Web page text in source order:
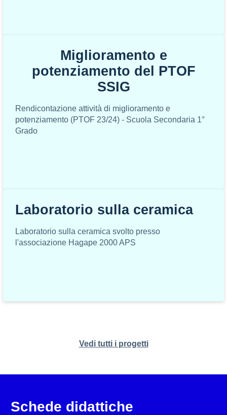
Miglioramento e
potenziamento del PTOF
SSIG
Rendicontazione attività di miglioramento e
potenziamento (PTOF 23/24) - Scuola Secondaria 1°
Grado
Laboratorio sulla ceramica
Laboratorio sulla ceramica svolto presso
l'associazione Hagape 2000 APS
Vedi tutti i progetti
Schede didattiche